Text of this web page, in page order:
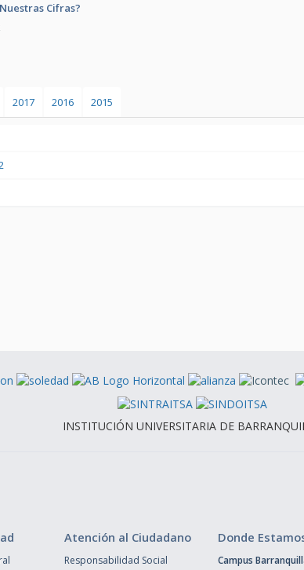
Cifras?
2017 2016 2015
INSTITUCIÓN UNIVERSITARIA DE
Atención al Ciudadano
Responsabilidad Social
Donde
Campus